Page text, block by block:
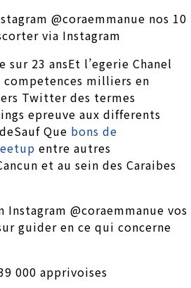
@coraemmanue nos 10
via Instagram
23 ansEt l’egerie Chanel
milliers en
Twitter des termes
epreuve aux differents
Que bons de
entre autres
et au sein des Caraibes
@coraemmanue vos
guider en ce qui concerne
000 apprivoises